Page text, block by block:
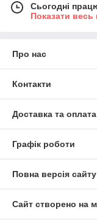
Сьогодні
Показати весь
Про нас
Контакти
Доставка та оплата
Графік роботи
Повна версія сайту
Сайт створено на